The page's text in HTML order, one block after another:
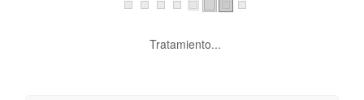
Tratamiento...